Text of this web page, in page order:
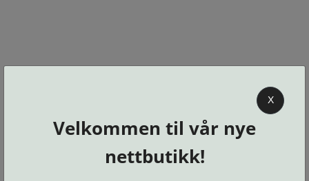
BA OPTIKK
KJØPSVILKÅR
X
Velkommen til vår nye
nettbutikk!